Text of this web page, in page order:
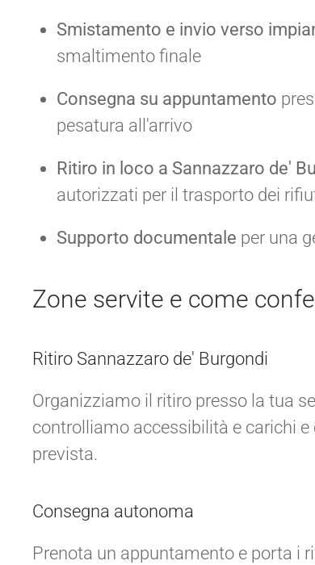
Smistamento e invio verso
smaltimento finale
Consegna su appuntamento
pesatura all'arrivo
Ritiro in loco a Sannazzaro de'
autorizzati per il trasporto dei
Supporto documentale per una
Zone servite e come
Ritiro Sannazzaro de' Burgondi
Organizziamo il ritiro presso la tua
controlliamo accessibilità e carichi
prevista.
Consegna autonoma
Prenota un appuntamento e porta i